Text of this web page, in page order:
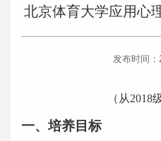
北京体育大学应用心
发布时间：
（从2018
一、培养目标